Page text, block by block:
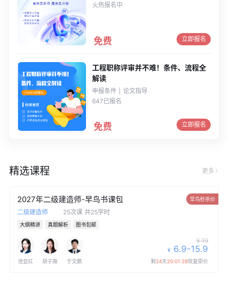
火热报名中
免费 立即报名
工程职称评审并不难！条件、流程全
解读
申报条件
论文指导
647已报名
免费 立即报名
精选课程 更多
2027年二级建造师-早鸟书课包
二级建造师 25次课 共25学时
大纲精讲 真题解析 图书包邮
早鸟秒杀价
池亚红 胡子薇 于文鹏
¥ 19
¥ 6.9-15.9
剩 24天20:01:28恢复原价